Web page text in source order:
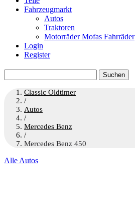
Fahrzeugmarkt
Autos
Traktoren
Motorräder Mofas Fahrräder
Login
Register
nach:
Classic Oldtimer
/
Autos
/
Mercedes Benz
/
Mercedes Benz 450
Alle Autos